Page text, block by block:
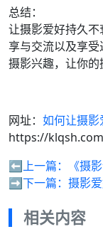
总结：
让摄影爱好持久
享与交流以及享
摄影兴趣，让你的
网址： 如何让摄影
https://
⬅️上一篇：
《摄
➡️下一篇： 摄影
相关内容